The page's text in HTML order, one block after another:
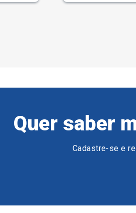
Quer saber
Cadastre-se e